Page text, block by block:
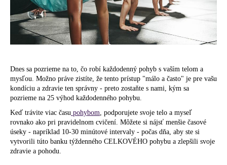
Dnes sa pozrieme na to, čo robí každodenný pohyb s vaším telom a
mysľou. Možno práve zistíte, že tento prístup "málo a často" je pre vašu
kondíciu a zdravie ten správny - preto zostaňte s nami, kým sa
pozrieme na 25 výhod každodenného pohybu.
Keď trávite viac času pohybom, podporujete svoje telo a myseľ
rovnako ako pri pravidelnom cvičení. Môžete si nájsť menšie časové
úseky - napríklad 10-30 minútové intervaly - počas dňa, aby ste si
vytvorili túto banku týždenného CELKOVÉHO pohybu a zlepšili svoje
zdravie a pohodu.
s
?
HĽADAŤ
O
d